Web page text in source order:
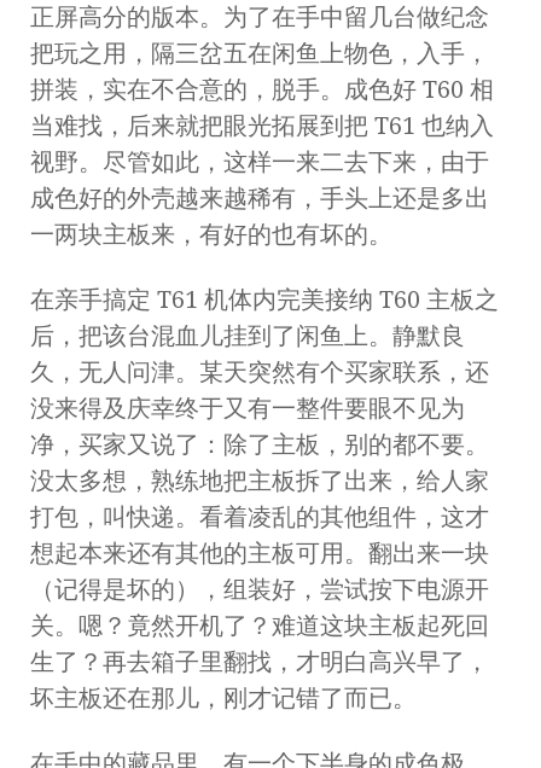
正屏高分的版本。为了在手中留几台做纪念
把玩之用，隔三岔五在闲鱼上物色，入手，
拼装，实在不合意的，脱手。成色好 T60 相
当难找，后来就把眼光拓展到把 T61 也纳入
视野。尽管如此，这样一来二去下来，由于
成色好的外壳越来越稀有，手头上还是多出
一两块主板来，有好的也有坏的。
在亲手搞定 T61 机体内完美接纳 T60 主板之
后，把该台混血儿挂到了闲鱼上。静默良
久，无人问津。某天突然有个买家联系，还
没来得及庆幸终于又有一整件要眼不见为
净，买家又说了：除了主板，别的都不要。
没太多想，熟练地把主板拆了出来，给人家
打包，叫快递。看着凌乱的其他组件，这才
想起本来还有其他的主板可用。翻出来一块
（记得是坏的），组装好，尝试按下电源开
关。嗯？竟然开机了？难道这块主板起死回
生了？再去箱子里翻找，才明白高兴早了，
坏主板还在那儿，刚才记错了而已。